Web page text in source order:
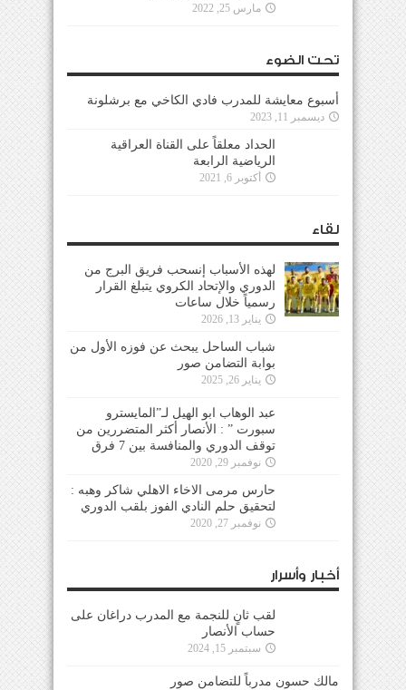
مارس 25, 2022
تحت الضوء
أسبوع معايشة للمدرب فادي الكاخي مع برشلونة
ديسمبر 11, 2023
الحداد معلقاً على القناة العراقية
الرياضية الرابعة
أكتوبر 6, 2021
لقاء
لهذه الأسباب إنسحب فريق البرج من
الدوري والإتحاد الكروي يتبلغ القرار
رسمياً خلال ساعات
يناير 13, 2026
شباب الساحل يبحث عن فوزه الأول من
بوابة التضامن صور
يناير 26, 2025
عبد الوهاب ابو الهيل لـ”المايسترو
سبورت ” : الأنصار أكثر المتضررين من
توقف الدوري والمنافسة بين 7 فرق
نوفمبر 29, 2020
حارس مرمى الاخاء الاهلي شاكر وهبه :
لتحقيق حلم النادي الفوز بلقب الدوري
نوفمبر 27, 2020
أخبار وأسرار
لقب ثانٍ للنجمة مع المدرب دراغان على
حساب الأنصار
سبتمبر 15, 2024
مالك حسون مدرباً للتضامن صور